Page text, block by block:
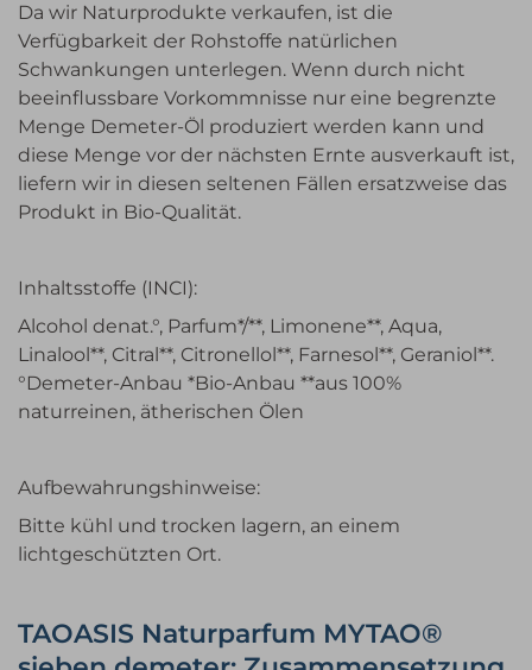
Da wir Naturprodukte verkaufen, ist die
Verfügbarkeit der Rohstoffe natürlichen
Schwankungen unterlegen. Wenn durch nicht
beeinflussbare Vorkommnisse nur eine begrenzte
Menge Demeter-Öl produziert werden kann und
diese Menge vor der nächsten Ernte ausverkauft ist,
liefern wir in diesen seltenen Fällen ersatzweise das
Produkt in Bio-Qualität.
Inhaltsstoffe (INCI):
Alcohol denat.°, Parfum*/**, Limonene**, Aqua,
Linalool**, Citral**, Citronellol**, Farnesol**, Geraniol**.
°Demeter-Anbau *Bio-Anbau **aus 100%
naturreinen, ätherischen Ölen
Aufbewahrungshinweise:
Bitte kühl und trocken lagern, an einem
lichtgeschützten Ort.
TAOASIS Naturparfum MYTAO®